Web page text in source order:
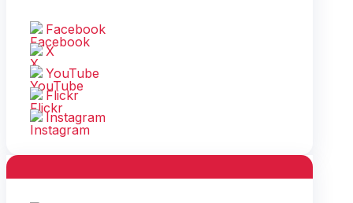
Facebook
X
YouTube
Flickr
Instagram